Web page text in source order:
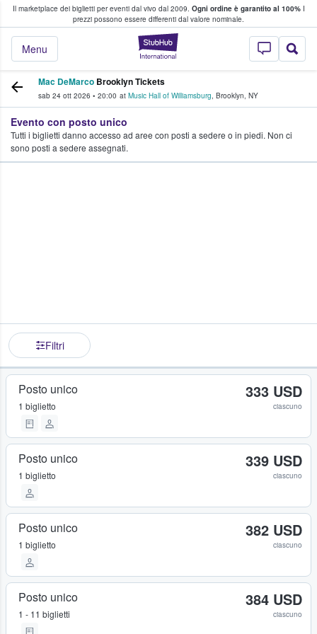
Il marketplace dei biglietti per eventi dal vivo dal 2009. Ogni ordine è garantito al 100%I
prezzi possono essere differenti dal valore nominale.
StubHub - Dove
Menu
fan comprano e vendono biglietti
Mac DeMarco Brooklyn Tickets
sab 24 ott 2026 • 20:00 at Music Hall of Williamsburg, Brooklyn, NY
Evento con posto unico
Tutti i biglietti danno accesso ad aree con posti a sedere o in piedi. Non ci
sono posti a sedere assegnati.
Filtri
Posto unico
1 biglietto
333 USD
ciascuno
Posto unico
1 biglietto
339 USD
ciascuno
Posto unico
1 biglietto
382 USD
ciascuno
Posto unico
1 - 11 biglietti
384 USD
ciascuno